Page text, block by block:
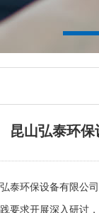
昆山弘泰环
泰环保设备有限公
要求开展深入研讨